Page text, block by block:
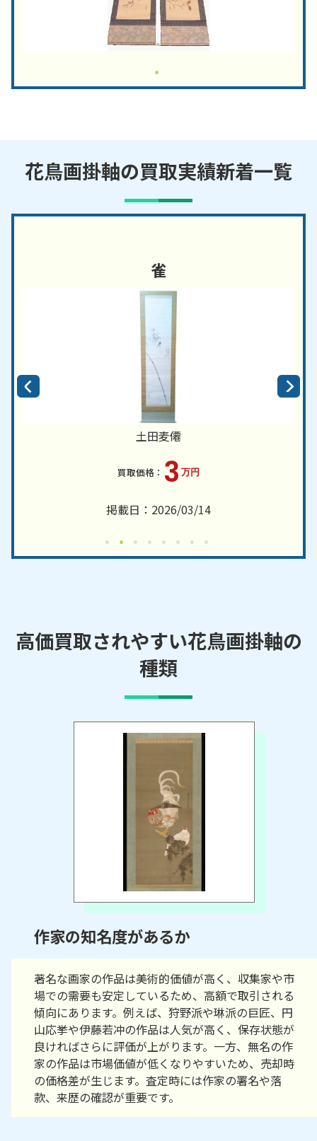
花鳥画掛軸の買取実績新着一覧
雀
土田麦僊
3 万円
掲載日：2026/03/14
高価買取されやすい花鳥画掛軸の
種類
作家の知名度があるか
著名な画家の作品は美術的価値が高く、収集家や市
場での需要も安定しているため、高額で取引される
傾向にあります。例えば、狩野派や琳派の巨匠、円
山応挙や伊藤若冲の作品は人気が高く、保存状態が
良ければさらに評価が上がります。一方、無名の作
家の作品は市場価値が低くなりやすいため、売却時
の価格差が生じます。査定時には作家の署名や落
款、来歴の確認が重要です。